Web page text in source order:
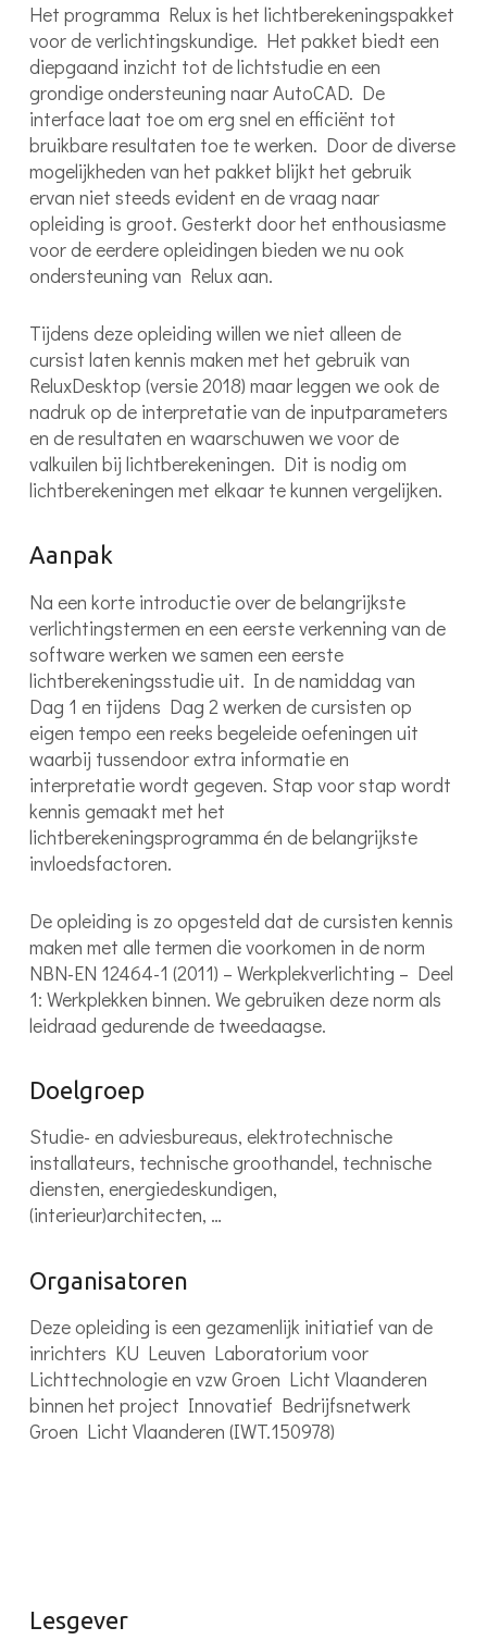
Het programma Relux is het lichtberekeningspakket
voor de verlichtingskundige. Het pakket biedt een
diepgaand inzicht tot de lichtstudie en een
grondige ondersteuning naar AutoCAD. De
interface laat toe om erg snel en efficiënt tot
bruikbare resultaten toe te werken. Door de diverse
mogelijkheden van het pakket blijkt het gebruik
ervan niet steeds evident en de vraag naar
opleiding is groot. Gesterkt door het enthousiasme
voor de eerdere opleidingen bieden we nu ook
ondersteuning van Relux aan.
Tijdens deze opleiding willen we niet alleen de
cursist laten kennis maken met het gebruik van
ReluxDesktop (versie 2018) maar leggen we ook de
nadruk op de interpretatie van de inputparameters
en de resultaten en waarschuwen we voor de
valkuilen bij lichtberekeningen. Dit is nodig om
lichtberekeningen met elkaar te kunnen vergelijken.
Aanpak
Na een korte introductie over de belangrijkste
verlichtingstermen en een eerste verkenning van de
software werken we samen een eerste
lichtberekeningsstudie uit. In de namiddag van
Dag 1 en tijdens Dag 2 werken de cursisten op
eigen tempo een reeks begeleide oefeningen uit
waarbij tussendoor extra informatie en
interpretatie wordt gegeven. Stap voor stap wordt
kennis gemaakt met het
lichtberekeningsprogramma én de belangrijkste
invloedsfactoren.
De opleiding is zo opgesteld dat de cursisten kennis
maken met alle termen die voorkomen in de norm
NBN-EN 12464-1 (2011) – Werkplekverlichting – Deel
1: Werkplekken binnen. We gebruiken deze norm als
leidraad gedurende de tweedaagse.
Doelgroep
Studie- en adviesbureaus, elektrotechnische
installateurs, technische groothandel, technische
diensten, energiedeskundigen,
(interieur)architecten, …
Organisatoren
Deze opleiding is een gezamenlijk initiatief van de
inrichters KU Leuven Laboratorium voor
Lichttechnologie en vzw Groen Licht Vlaanderen
binnen het project Innovatief Bedrijfsnetwerk
Groen Licht Vlaanderen (IWT.150978)
Lesgever